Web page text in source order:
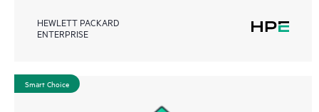
HEWLETT PACKARD
ENTERPRISE
Smart Choice